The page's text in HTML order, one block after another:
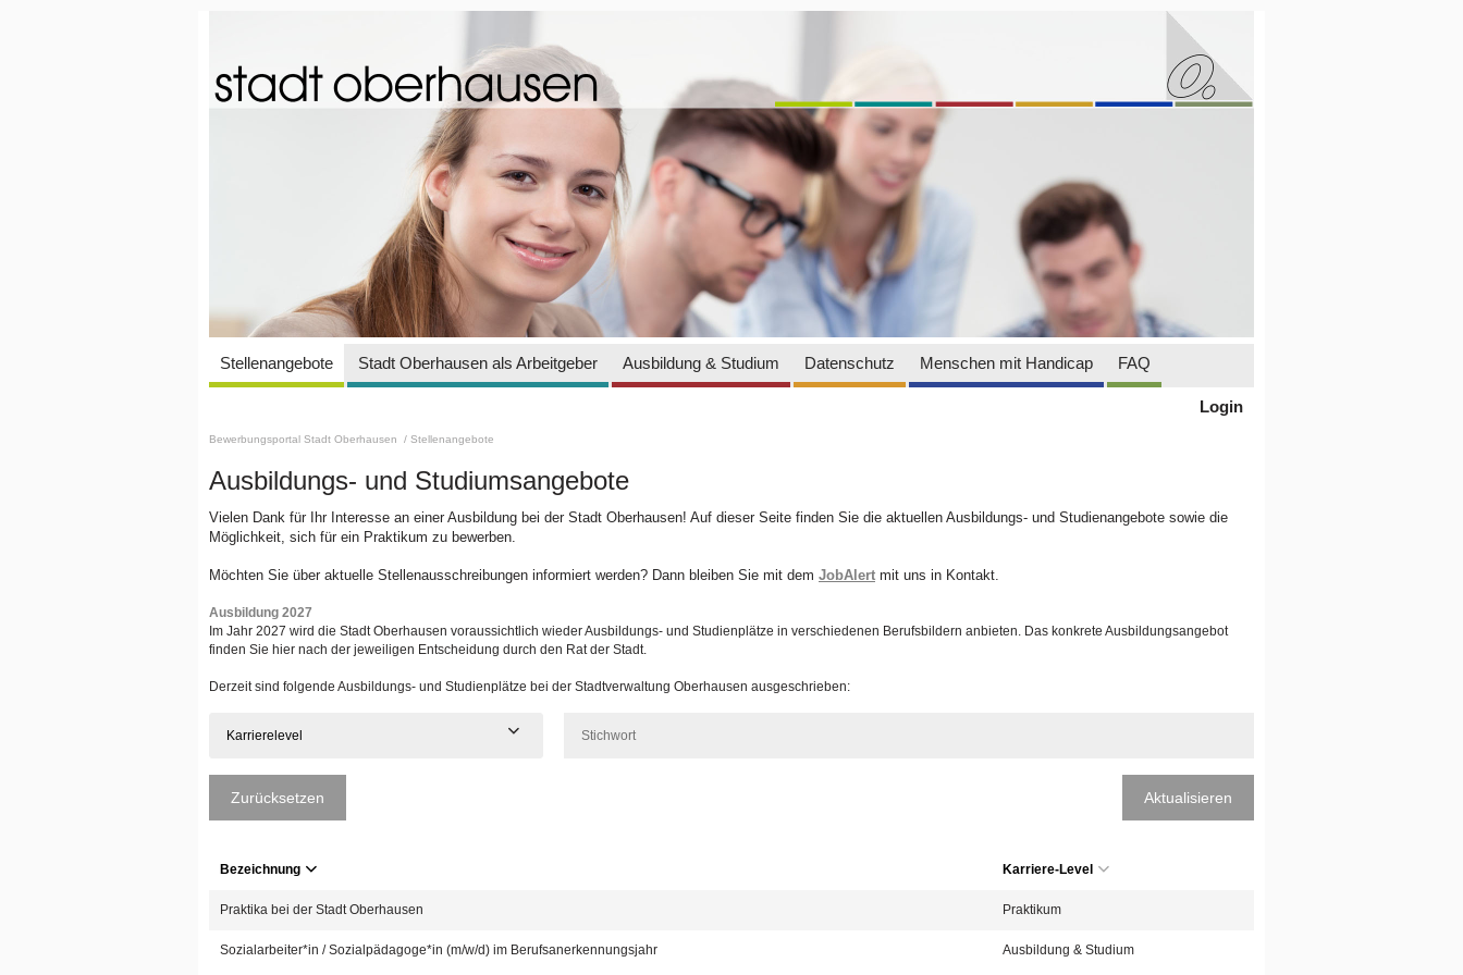
Stellenangebote Stadt Oberhausen als Arbeitgeber Ausbildung & Studium Datenschutz Menschen mit Handicap FAQ
Login
Bewerbungsportal Stadt Oberhausen / Stellenangebote
Ausbildungs- und Studiumsangebote
Vielen Dank für Ihr Interesse an einer Ausbildung bei der Stadt Oberhausen! Auf dieser Seite finden Sie die aktuellen Ausbildungs- und Studienangebote sowie die
Möglichkeit, sich für ein Praktikum zu bewerben.
Möchten Sie über aktuelle Stellenausschreibungen informiert werden? Dann bleiben Sie mit dem JobAlert mit uns in Kontakt.
Ausbildung 2027
Im Jahr 2027 wird die Stadt Oberhausen voraussichtlich wieder Ausbildungs- und Studienplätze in verschiedenen Berufsbildern anbieten. Das konkrete Ausbildungsangebot
finden Sie hier nach der jeweiligen Entscheidung durch den Rat der Stadt.
Derzeit sind folgende Ausbildungs- und Studienplätze bei der Stadtverwaltung Oberhausen ausgeschrieben:
Karrierelevel
Zurücksetzen Aktualisieren
Bezeichnung Karriere-Level
Praktika bei der Stadt Oberhausen Praktikum
Sozialarbeiter*in / Sozialpädagoge*in (m/w/d) im Berufsanerkennungsjahr Ausbildung & Studium